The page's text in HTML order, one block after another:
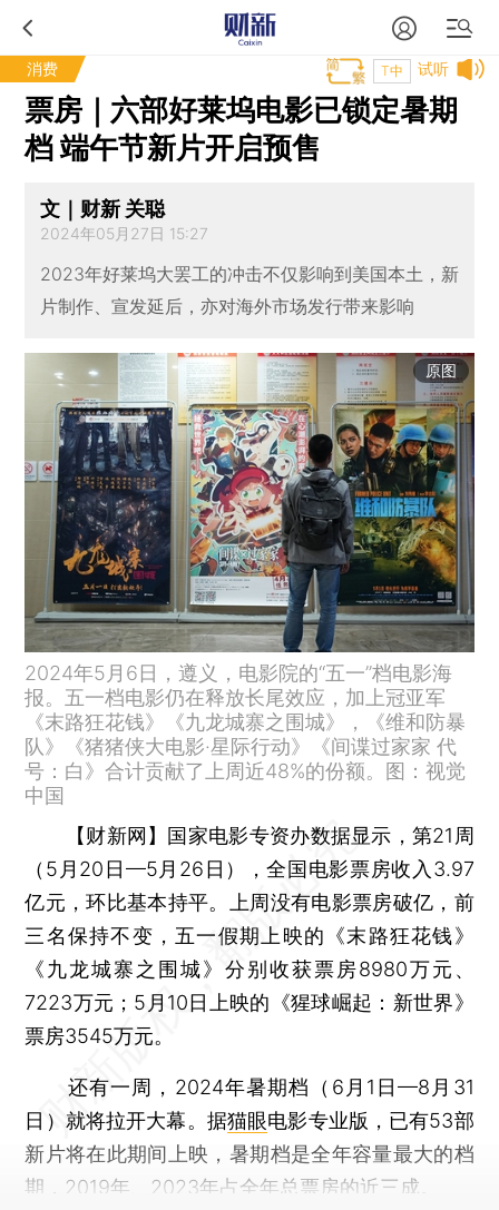
消费 试听
T中
票房｜六部好莱坞电影已锁定暑期
档 端午节新片开启预售
文｜财新 关聪
2024年05月27日 15:27
2023年好莱坞大罢工的冲击不仅影响到美国本土，新
片制作、宣发延后，亦对海外市场发行带来影响
原图
2024年5月6日，遵义，电影院的“五一”档电影海
报。五一档电影仍在释放长尾效应，加上冠亚军
《末路狂花钱》《九龙城寨之围城》，《维和防暴
队》《猪猪侠大电影·星际行动》《间谍过家家 代
号：白》合计贡献了上周近48%的份额。图：视觉
中国
【财新网】 国家电影专资办数据显示，第21周
（5月20日—5月26日），全国电影票房收入3.97
亿元，环比基本持平。上周没有电影票房破亿，前
三名保持不变，五一假期上映的《末路狂花钱》
《九龙城寨之围城》分别收获票房8980万元、
7223万元；5月10日上映的《猩球崛起：新世界》
票房3545万元。
还有一周，2024年暑期档（6月1日—8月31
日）就将拉开大幕。据猫眼电影专业版，已有53部
新片将在此期间上映，暑期档是全年容量最大的档
期，2019年、2023年占全年总票房的近三成。